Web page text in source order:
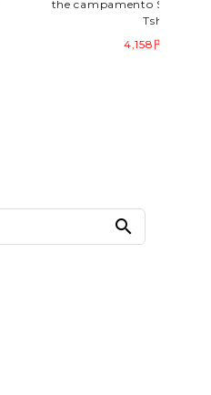
the campamento Summer
Tshirt
4,158円(税込)
search